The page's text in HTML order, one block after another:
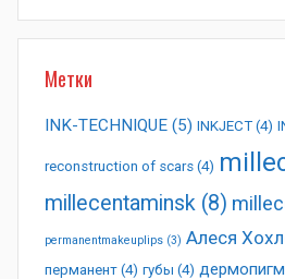
Метки
INK-TECHNIQUE (5) INKJECT (4)
reconstruction of scars (4)
millecentaminsk (8)
permanentmakeuplips (3) Алеся
перманент (4) губы (4)